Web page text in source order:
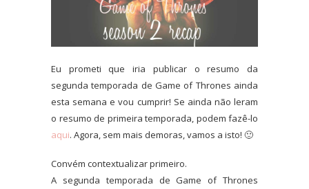
Eu prometi que iria publicar o resumo da
segunda temporada de Game of Thrones ainda
esta semana e vou cumprir! Se ainda não leram
o resumo de primeira temporada, podem fazê-lo
aqui. Agora, sem mais demoras, vamos a isto! 🙂
Convém contextualizar primeiro.
A segunda temporada de Game of Thrones